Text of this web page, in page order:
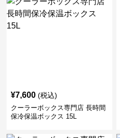
¥7,600 (税込)
クーラーボックス専門店 長時間
保冷保温ボックス 15L